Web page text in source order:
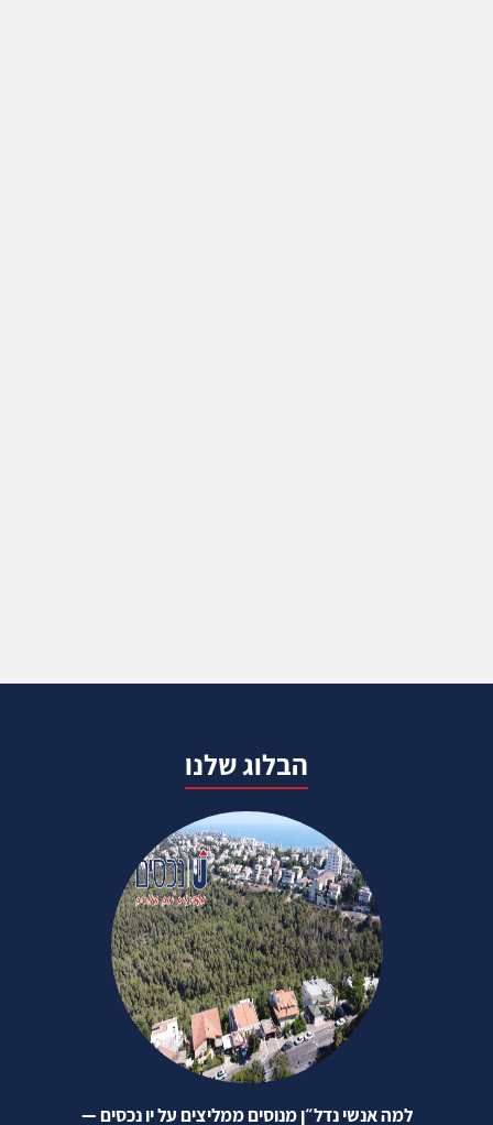
הבלוג שלנו
למה אנשי נדל״ן מנוסים ממליצים על יו נכסים —